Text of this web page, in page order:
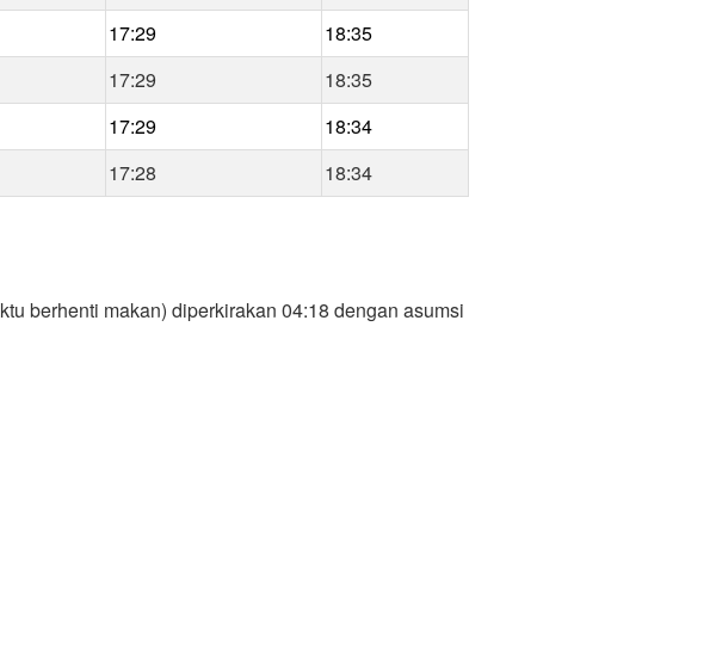
17:29
18:35
17:29
18:35
17:29
18:34
17:28 18:34
berhenti makan) diperkirakan 04:18 dengan asumsi